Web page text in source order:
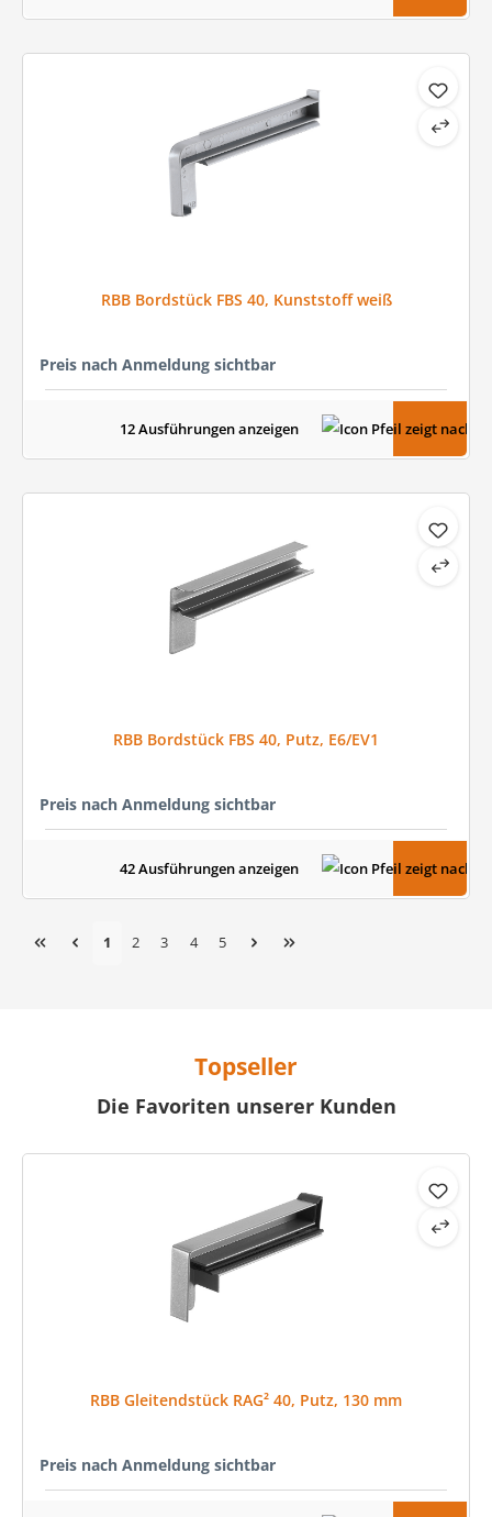
RBB Bordstück FBS 40, Kunststoff weiß
Preis nach Anmeldung sichtbar
12 Ausführungen anzeigen
RBB Bordstück FBS 40, Putz, E6/EV1
Preis nach Anmeldung sichtbar
42 Ausführungen anzeigen
Seite
1 Seite
2 Seite
3 Seite
4 Seite
5
Topseller
Die Favoriten unserer Kunden
RBB Gleitendstück RAG² 40, Putz, 130 mm
Preis nach Anmeldung sichtbar